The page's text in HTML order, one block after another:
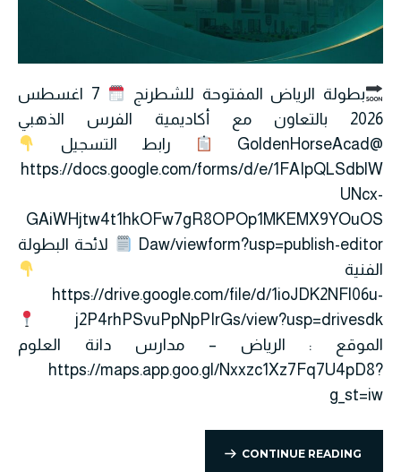
بطولة الرياض المفتوحة للشطرنج
7 اغسطس
2026 بالتعاون مع أكاديمية الفرس الذهبي
@GoldenHorseAcad
رابط التسجيل
https://docs.google.com/forms/d/e/1FAIpQLSdblW
UNcx-
GAiWHjtw4t1hkOFw7gR8OPOp1MKEMX9YOuOS
Daw/viewform?usp=publish-editor
لائحة البطولة
الفنية
https://drive.google.com/file/d/1ioJDK2NFl06u-
j2P4rhPSvuPpNpPIrGs/view?usp=drivesdk
الموقع : الرياض – مدارس دانة العلوم
https://maps.app.goo.gl/Nxxzc1Xz7Fq7U4pD8?
g_st=iw
CONTINUE READING